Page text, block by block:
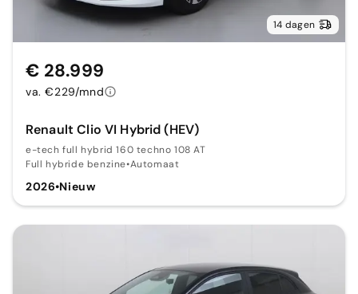
14 dagen
Renault Clio VI Hybrid (HEV)
e-tech full hybrid 160 techno 108 AT
Full hybride benzine•Automaat
2026•Nieuw
€ 28.999
va. €229/mnd